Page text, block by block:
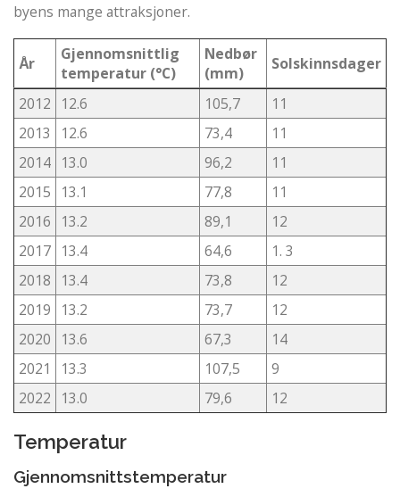
byens mange attraksjoner.
År
Gjennomsnittlig
temperatur (°C)
Nedbør
(mm)
Solskinnsdager
2012 12.6 105,7
11
2013
12.6 73,4
11
2014 13.0 96,2
11
2015
13.1 77,8
11
2016
13.2 89,1
12
2017 13.4 64,6
1. 3
2018
13.4 73,8
12
2019
13.2 73,7
12
2020
13.6 67,3
14
2021
13.3 107,5
9
2022
13.0 79,6 12
Temperatur
Gjennomsnittstemperatur